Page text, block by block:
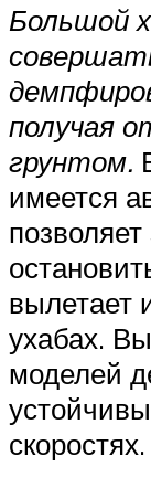
Большой
получая
грунтом.
имеется
вылетает
ухабах.
моделей
скоростях.